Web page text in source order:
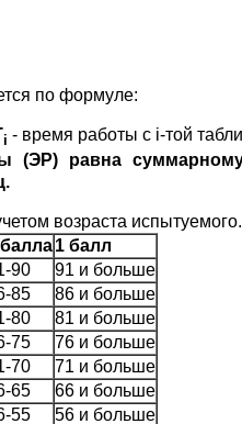
по формуле:
i - время работы с i-той
(ЭР) равна
возраста испытуемого.
1 балл
90
91 и больше
85
86 и больше
80
81 и больше
75
76 и больше
70
71 и больше
65
66 и больше
55 56 и больше